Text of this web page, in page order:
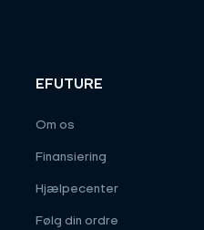
EFUTURE
Om os
Finansiering
Hjælpecenter
Følg din ordre